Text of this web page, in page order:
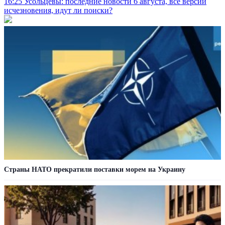
исчезновения, идут ли поиски?
Страны НАТО прекратили поставки морем на Украину